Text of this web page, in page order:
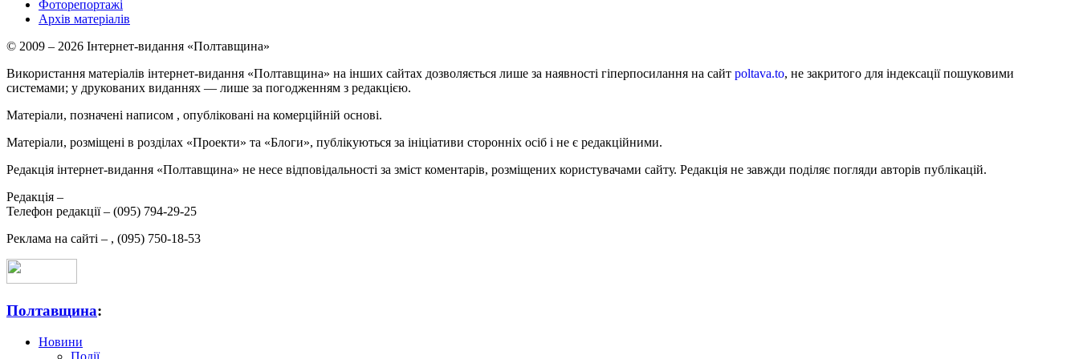
Фоторепортажі
Архів матеріалів
© 2009 – 2026 Інтернет-видання «Полтавщина»
Використання матеріалів інтернет-видання «Полтавщина» на інших сайтах дозволяється лише за наявності гіперпосилання на сайт poltava.to, не закритого для індексації пошуковими
системами; у друкованих виданнях — лише за погодженням з редакцією.
Матеріали, позначені написом , опубліковані на комерційній основі.
Матеріали, розміщені в розділах «Проекти» та «Блоги», публікуються за ініціативи сторонніх осіб і не є редакційними.
Редакція інтернет-видання «Полтавщина» не несе відповідальності за зміст коментарів, розміщених користувачами сайту. Редакція не завжди поділяє погляди авторів публікацій.
Редакція –
Телефон редакції – (095) 794-29-25
Реклама на сайті – , (095) 750-18-53
Полтавщина:
Новини
Події